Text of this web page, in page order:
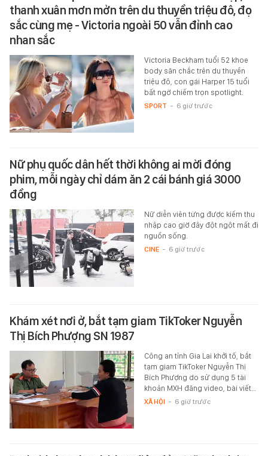
thanh xuân mơn mởn trên du thuyền triệu đô, đọ
sắc cùng mẹ - Victoria ngoài 50 vẫn đỉnh cao
nhan sắc
Victoria Beckham tuổi 52 khoe
body săn chắc trên du thuyền
triệu đô, con gái Harper 15 tuổi
bất ngờ chiếm trọn spotlight.
SPORT - 6 giờ trước
Nữ phụ quốc dân hết thời không ai mời đóng
phim, mỗi ngày chỉ dám ăn 2 cái bánh giá 3000
đồng
Nữ diễn viên từng được kiếm thu
nhập cao giờ đây đột ngột mất đi
nguồn sống.
CINE - 6 giờ trước
Khám xét nơi ở, bắt tạm giam TikToker Nguyễn
Thị Bích Phượng SN 1987
Công an tỉnh Gia Lai khởi tố, bắt
tạm giam TikToker Nguyễn Thị
Bích Phượng do sử dụng 5 tài
khoản MXH đăng video, bài viết…
XÃ HỘI - 6 giờ trước